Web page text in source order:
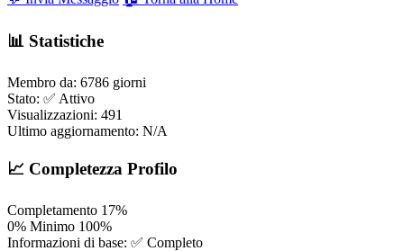
📊 Statistiche
Membro da: 6786 giorni
Stato: ✅ Attivo
Visualizzazioni: 491
Ultimo aggiornamento: N/A
📈 Completezza Profilo
Completamento 17%
0% Minimo 100%
Informazioni di base: ✅ Completo